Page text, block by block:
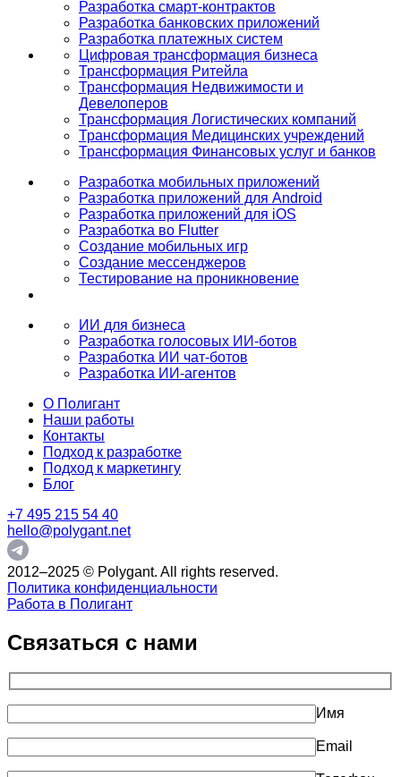
Разработка смарт-контрактов
Разработка банковских приложений
Разработка платежных систем
Цифровая трансформация бизнеса
Трансформация Ритейла
Трансформация Недвижимости и
Девелоперов
Трансформация Логистических компаний
Трансформация Медицинских учреждений
Трансформация Финансовых услуг и банков
Разработка мобильных приложений
Разработка приложений для Android
Разработка приложений для iOS
Разработка во Flutter
Создание мобильных игр
Создание мессенджеров
Тестирование на проникновение
ИИ для бизнеса
Разработка голосовых ИИ-ботов
Разработка ИИ чат-ботов
Разработка ИИ-агентов
О Полигант
Наши работы
Контакты
Подход к разработке
Подход к маркетингу
Блог
+7 495 215 54 40
hello@polygant.net
2012–2025 © Polygant. All rights reserved.
Политика конфиденциальности
Работа в Полигант
Связаться с нами
Имя
Email